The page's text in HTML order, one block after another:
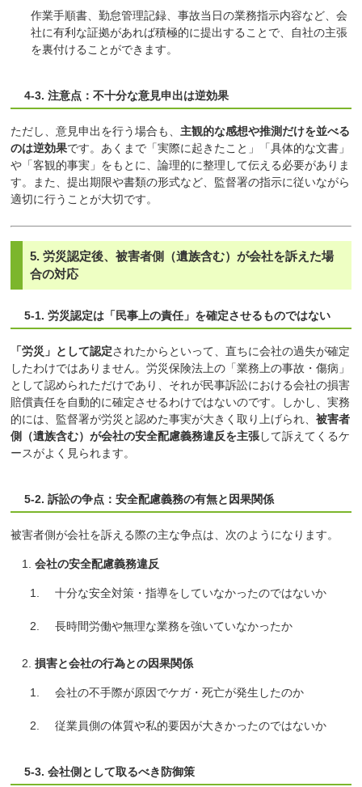
作業手順書、勤怠管理記録、事故当日の業務指示内容など、会
社に有利な証拠があれば積極的に提出することで、自社の主張
を裏付けることができます。
4-3. 注意点：不十分な意見申出は逆効果
ただし、意見申出を行う場合も、 主観的な感想や推測だけを並べる
のは逆効果です。あくまで「実際に起きたこと」「具体的な文書」
や「客観的事実」をもとに、論理的に整理して伝える必要がありま
す。また、提出期限や書類の形式など、監督署の指示に従いながら
適切に行うことが大切です。
5. 労災認定後、被害者側（遺族含む）が会社を訴えた場
合の対応
5-1. 労災認定は「民事上の責任」を確定させるものではない
「労災」として認定されたからといって、直ちに会社の過失が確定
したわけではありません。労災保険法上の「業務上の事故・傷病」
として認められただけであり、それが民事訴訟における会社の損害
賠償責任を自動的に確定させるわけではないのです。しかし、実務
的には、監督署が労災と認めた事実が大きく取り上げられ、被害者
側（遺族含む）が会社の安全配慮義務違反を主張して訴えてくるケ
ースがよく見られます。
5-2. 訴訟の争点：安全配慮義務の有無と因果関係
被害者側が会社を訴える際の主な争点は、次のようになります。
会社の安全配慮義務違反
十分な安全対策・指導をしていなかったのではないか
長時間労働や無理な業務を強いていなかったか
損害と会社の行為との因果関係
会社の不手際が原因でケガ・死亡が発生したのか
従業員側の体質や私的要因が大きかったのではないか
5-3. 会社側として取るべき防御策